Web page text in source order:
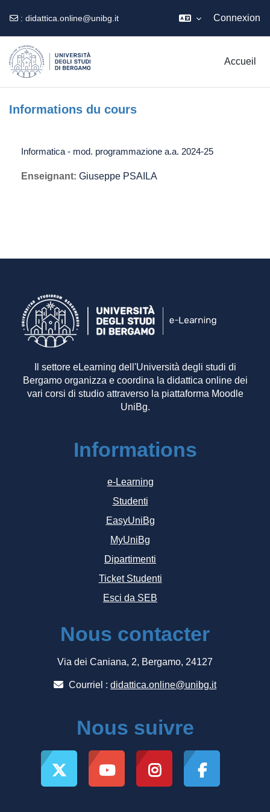
: didattica.online@unibg.it Connexion
Accueil
Informations du cours
Informatica - mod. programmazione a.a. 2024-25
Enseignant: Giuseppe PSAILA
Il settore eLearning dell'Università degli studi di
Bergamo organizza e coordina la didattica online dei
vari corsi di studio attraverso la piattaforma Moodle
UniBg.
Informations
e-Learning
Studenti
EasyUniBg
MyUniBg
Dipartimenti
Ticket Studenti
Esci da SEB
Nous contacter
Via dei Caniana, 2, Bergamo, 24127
Courriel : didattica.online@unibg.it
Nous suivre